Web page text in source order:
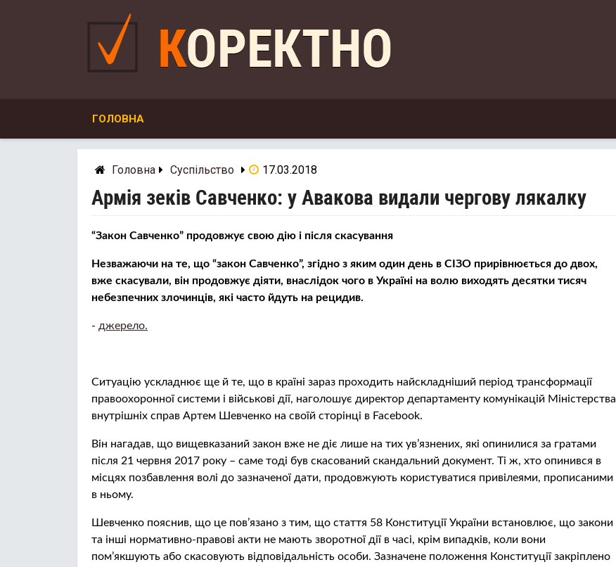
КОРЕКТНО
ГОЛОВНА
Головна Суспільство 17.03.2018
Армія зеків Савченко: у Авакова видали чергову лякалку
“Закон Савченко” продовжує свою дію і після скасування
Незважаючи на те, що “закон Савченко”, згідно з яким один день в СІЗО прирівнюється до двох,
вже скасували, він продовжує діяти, внаслідок чого в Україні на волю виходять десятки тисяч
небезпечних злочинців, які часто йдуть на рецидив.
- джерело.
Ситуацію ускладнює ще й те, що в країні зараз проходить найскладніший період трансформації
правоохоронної системи і військові дії, наголошує директор департаменту комунікацій Міністерства
внутрішніх справ Артем Шевченко на своїй сторінці в Facebook.
Він нагадав, що вищевказаний закон вже не діє лише на тих ув’язнених, які опинилися за гратами
після 21 червня 2017 року – саме тоді був скасований скандальний документ. Ті ж, хто опинився в
місцях позбавлення волі до зазначеної дати, продовжують користуватися привілеями, прописаними
в ньому.
Шевченко пояснив, що це пов’язано з тим, що стаття 58 Конституції України встановлює, що закони
та інші нормативно-правові акти не мають зворотної дії в часі, крім випадків, коли вони
пом’якшують або скасовують відповідальність особи. Зазначене положення Конституції закріплено